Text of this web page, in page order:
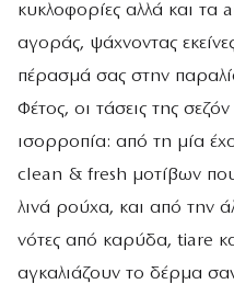
κυκλοφορίες αλλά και τα
αγοράς, ψάχνοντας
πέρασμά σας στην
Φέτος, οι τάσεις της
ισορροπία: από τη μία
clean & fresh μοτίβων
λινά ρούχα, και από την
νότες από καρύδα, tiare
αγκαλιάζουν το δέρμα